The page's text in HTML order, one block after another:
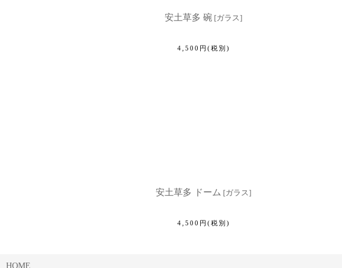
安土草多 碗 [ガラス]
4,500 円 (税別)
安土草多 ドーム [ガラス]
4,500 円 (税別)
HOME